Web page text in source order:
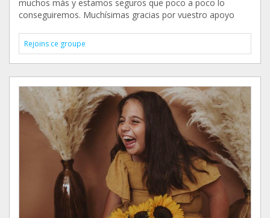
muchos más y estamos seguros que poco a poco lo
conseguiremos. Muchísimas gracias por vuestro apoyo
Rejoins ce groupe